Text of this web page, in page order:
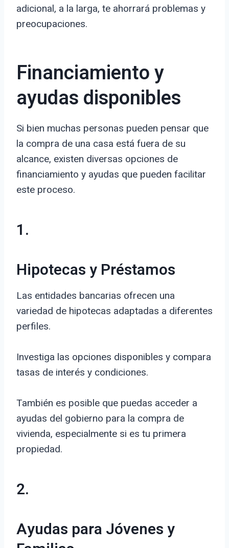
adicional, a la larga, te ahorrará problemas y
preocupaciones.
Financiamiento y
ayudas disponibles
Si bien muchas personas pueden pensar que
la compra de una casa está fuera de su
alcance, existen diversas opciones de
financiamiento y ayudas que pueden facilitar
este proceso.
1.
Hipotecas y Préstamos
Las entidades bancarias ofrecen una
variedad de hipotecas adaptadas a diferentes
perfiles.
Investiga las opciones disponibles y compara
tasas de interés y condiciones.
También es posible que puedas acceder a
ayudas del gobierno para la compra de
vivienda, especialmente si es tu primera
propiedad.
2.
Ayudas para Jóvenes y